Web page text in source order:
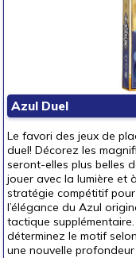
Azul Duel
Le favori des jeux de
duel! Décorez les
seront-elles plus belles
jouer avec la lumière et
stratégie compétitif
l’élégance du Azul
tactique
déterminez le motif
une nouvelle